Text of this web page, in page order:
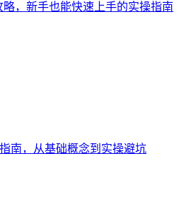
略，新手也能快速上手的实操指南
南，从基础概念到实操避坑